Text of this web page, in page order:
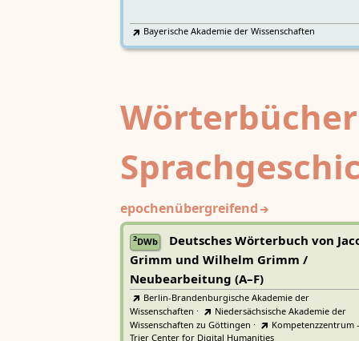
Bayerische Akademie der Wissenschaften
epochenübergreifend
2DWb
Deutsches Wörterbuch von
Grimm und Wilhelm Grimm /
Neubearbeitung (A–F)
Berlin-Brandenburgische Akademie der
Wissenschaften ·
Niedersächsische Akademie der
Wissenschaften zu Göttingen ·
Kompetenzzentrum -
Trier Center for Digital Humanities